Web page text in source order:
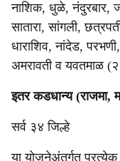
नाशिक, धुळे, नंदुरबार,
सातारा, सांगली,
धाराशिव, नांदेड,
अमरावती व यवतमाळ
इतर कडधान्य (राजमा,
सर्व ३४ जिल्हे
या योजनेअंतर्गत प्रत्येक